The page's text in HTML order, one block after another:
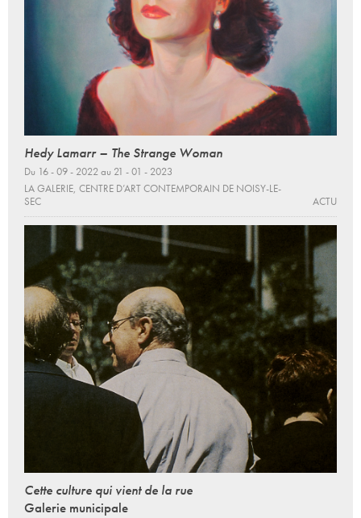
Hedy Lamarr – The Strange Woman
Du 16 - 09 - 2022 au 21 - 01 - 2023
LA GALERIE, CENTRE D’ART CONTEMPORAIN DE NOISY-LE-
SEC
ACTU
Cette culture qui vient de la rue
Galerie municipale